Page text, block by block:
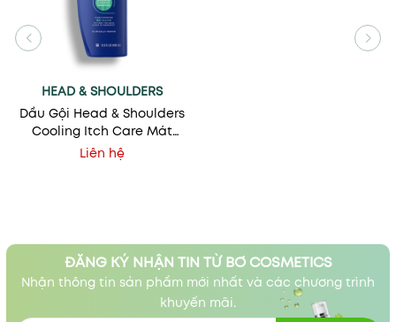
HEAD & SHOULDERS
Dầu Gội Head & Shoulders
Cooling Itch Care Mát
Lạnh, Trị Gàu & Nấm Da
Liên hệ
ĐĂNG KÝ NHẬN TIN TỪ BƠ COSMETICS
Nhận thông tin sản phẩm mới nhất và các chương trình
khuyến mãi.